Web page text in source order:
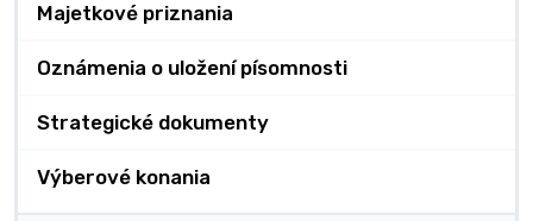
Majetkové priznania
Oznámenia o uložení písomnosti
Strategické dokumenty
Výberové konania